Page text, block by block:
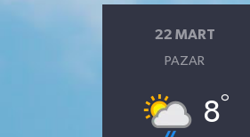
22 MART
PAZAR
8°